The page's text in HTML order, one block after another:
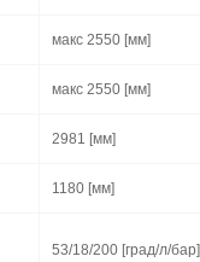
макс 2550 [мм]
макс 2550 [мм]
2981 [мм]
1180 [мм]
53/18/200 [град/л/бар]